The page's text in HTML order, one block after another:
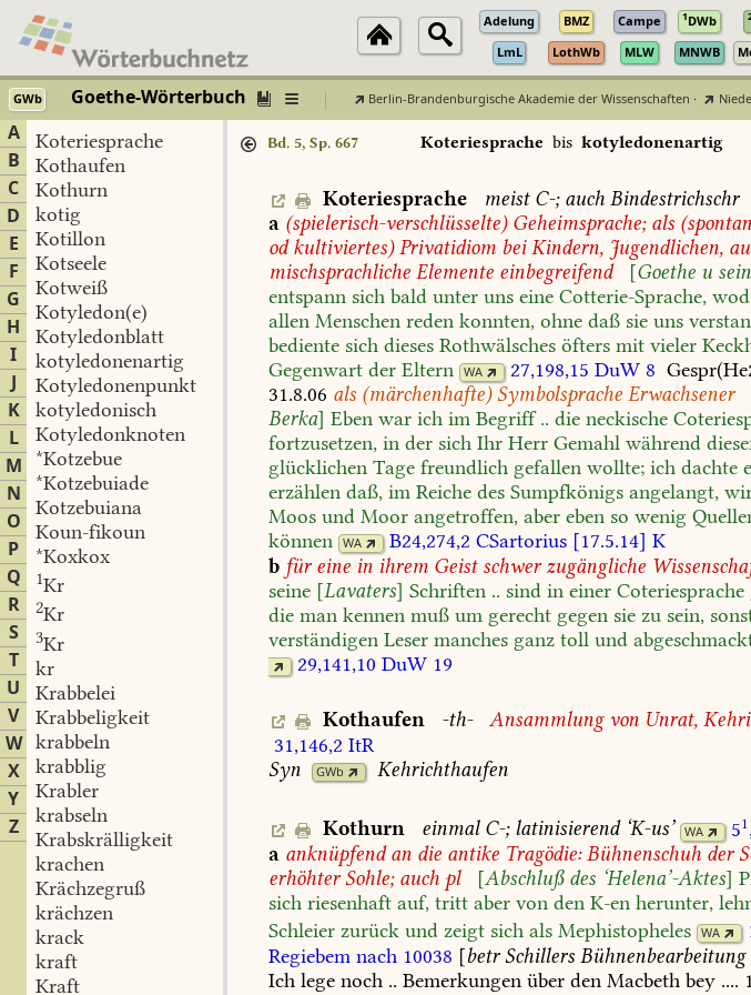
Adelung BMZ Campe 1DWb
LmL
LothWb MLW MNWB
GWb Goethe-Wörterbuch Berlin-Brandenburgische Akademie der Wissenschaften ·
A
B
C
D
E
F
G
H
I
J
K
L
M
N
O
P
Q
R
S
T
U
V
W
X
Y
Z
Koteriesprache
Kothaufen
Kothurn
kotig
Kotillon
Kotseele
Kotweiß
Kotyledon(e)
Kotyledonblatt
kotyledonenartig
Kotyledonenpunkt
kotyledonisch
Kotyledonknoten
*Kotzebue
*Kotzebuiade
Kotzebuiana
Koun-fikoun
*Koxkox
1Kr
2Kr
3Kr
kr
Krabbelei
Krabbeligkeit
krabbeln
krabblig
Krabler
krabseln
Krabskrälligkeit
krachen
Krächzegruß
krächzen
krack
kraft
Kraft
Bd. 5, Sp. 667 Koteriesprache bis kotyledonenartig
Koteriesprache meistC-;auchBindestrichschr
a (spielerisch-verschlüsselte)Geheimsprache;als (spontan
odkultiviertes)Privatidiom beiKindern, Jugendlichen,
mischsprachliche Elemente einbegreifend [Goethe u
entspann sich bald unter uns eine Cotterie-Sprache,
allen Menschen reden konnten, ohne daß sie uns
bediente sich dieses Rothwälsches öfters mit vieler
Gegenwart der Eltern WA 27,198,15 DuW 8
31.8.06 als (märchenhafte)Symbolsprache Erwachsener
Berka] Eben war ich im Begriff.. die neckische
fortzusetzen, in der sich Ihr Herr Gemahl während
glücklichen Tage freundlich gefallen wollte; ich dachte
erzählen daß, im Reiche des Sumpfkönigs angelangt,
Moos und Moor angetroffen, aber eben so wenig
können WA B24,274,2 CSartorius [17.5.14] K
b füreine in ihrem Geistschwerzugängliche
seine [Lavaters] Schriften .. sind in einer Coteriesprache
die man kennen muß um gerecht gegen sie zu sein,
verständigen Leser manches ganz toll und
29,141,10 DuW19
Kothaufen -th- AnsammlungvonUnrat,
31,146,2 ItR
Syn
GWb Kehrichthaufen
Kothurn einmalC-;latinisierend‘K-us’ WA 51
a anknüpfendan die antike Tragödie:Bühnenschuh der
erhöhterSohle;auch pl [Abschlußdes ‘Helena’-Aktes]
sich riesenhaft auf, tritt aber von den K-en herunter,
Schleier zurück und zeigt sich als Mephistopheles WA
Regiebem nach 10038 [betrSchillers Bühnenbearbeitung
Ich lege noch .. Bemerkungen über den Macbeth bey ....